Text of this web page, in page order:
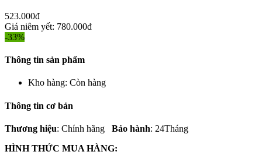
523.000đ
Giá niêm yết: 780.000đ
-33%
Thông tin sản phẩm
Kho hàng: Còn hàng
Thông tin cơ bản
Thương hiệu: Chính hãng Bảo hành: 24Tháng
HÌNH THỨC MUA HÀNG: